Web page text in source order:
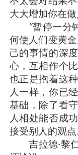
大大增加你在做
“暂停一分钟
何使人们变黄
己的事情的深
心，互相作个
也正是抱着这
人一样，你已
基础，除了看
人相处能否成
接受别人的观点
吉拉德·黎仁